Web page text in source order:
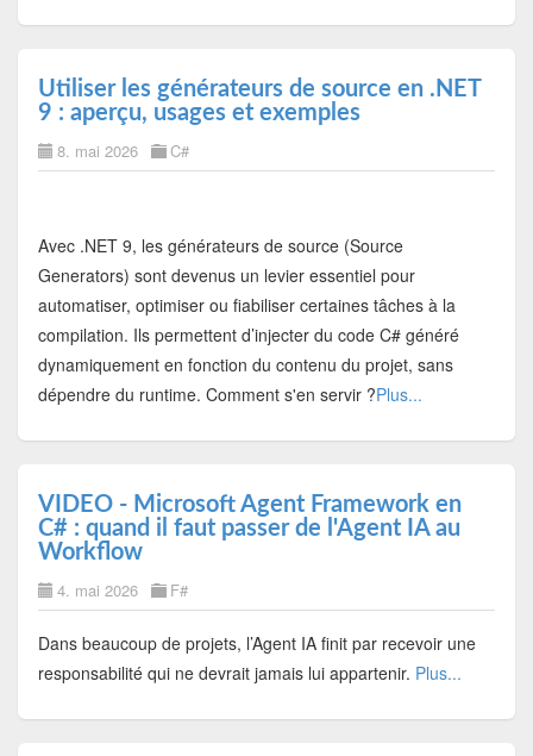
Utiliser les générateurs de source en .NET
9 : aperçu, usages et exemples
8. mai 2026 C#
Avec .NET 9, les générateurs de source (Source
Generators) sont devenus un levier essentiel pour
automatiser, optimiser ou fiabiliser certaines tâches à la
compilation. Ils permettent d’injecter du code C# généré
dynamiquement en fonction du contenu du projet, sans
dépendre du runtime. Comment s'en servir ?Plus...
VIDEO - Microsoft Agent Framework en
C# : quand il faut passer de l'Agent IA au
Workflow
4. mai 2026 F#
Dans beaucoup de projets, l’Agent IA finit par recevoir une
responsabilité qui ne devrait jamais lui appartenir. Plus...